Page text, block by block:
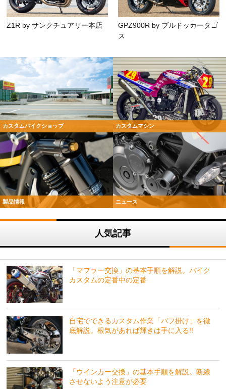
Z1R by サンクチュアリー本店
GPZ900R by ブルドッカータゴ
ス
カスタムバイクショップ カスタムマシン
製品情報 ニュース
人気記事
「マフラー交換」の基本手順を解説。バイク
カスタムの定番中の定番
自宅でできるカスタム作業「バフ掛け」を徹
底解説。根気があれば輝きは手に入る!!
「ウインカー交換」の基本手順を解説。断線
させないよう注意が必要